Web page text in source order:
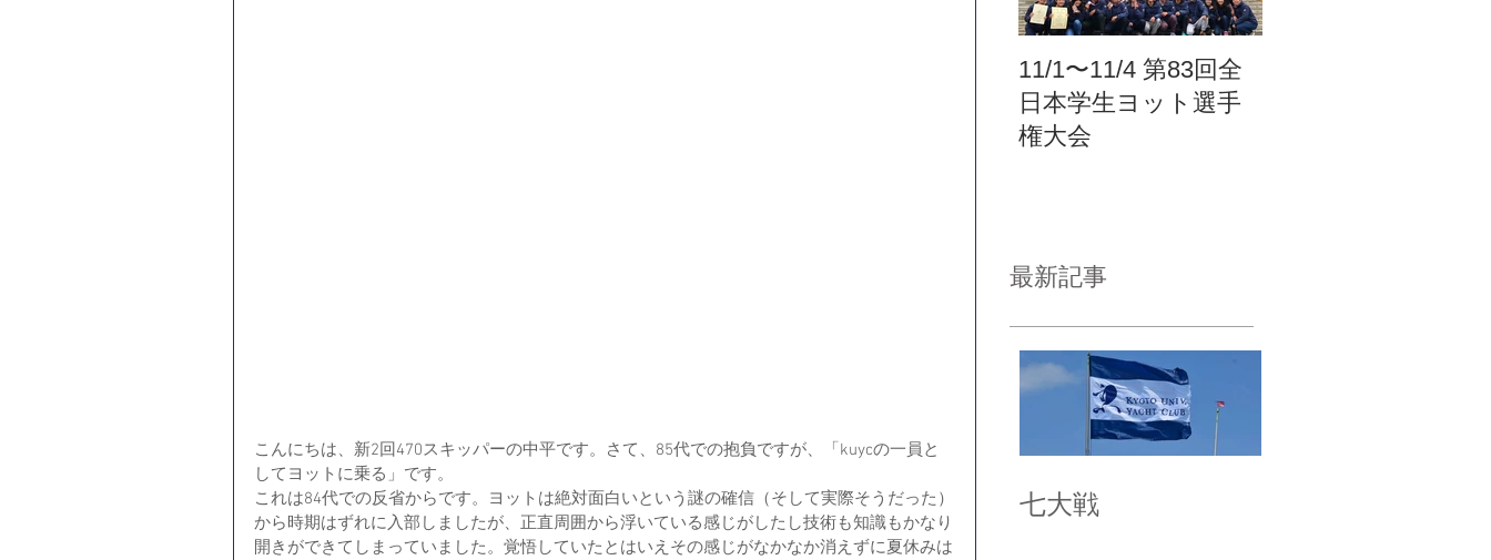
こんにちは、新2回470スキッパーの中平です。さて、85代での抱負ですが、「kuycの一員と
してヨットに乗る」です。
これは84代での反省からです。ヨットは絶対面白いという謎の確信（そして実際そうだった）
から時期はずれに入部しましたが、正直周囲から浮いている感じがしたし技術も知識もかなり
開きができてしまっていました。覚悟していたとはいえその感じがなかなか消えずに夏休みは
11/1〜11/4 第83回全
日本学生ヨット選手
権大会
最新記事
七大戦